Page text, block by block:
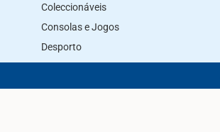
Coleccionáveis
Consolas e Jogos
Desporto